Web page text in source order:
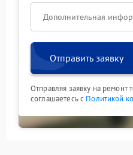
Отправить заявку
Отправляя заявку на ремонт
соглашаетесь с Политикой